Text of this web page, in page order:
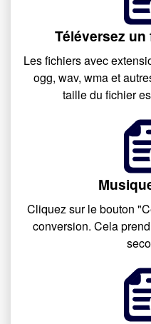
Téléversez
Les fichiers avec
ogg, wav, wma et
taille du fichier
Cliquez sur le bouton
conversion. Cela